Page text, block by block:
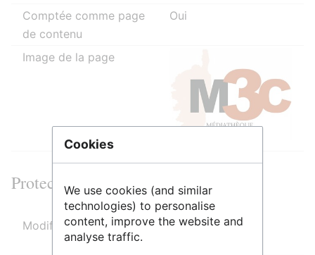
Comptée comme page
de contenu
Oui
Image de la page
Protection de la page
Modifier
Autoriser tous les utilisateurs
(infini)
Cookies
We use cookies (and similar
technologies) to personalise
content, improve the website and
analyse traffic.